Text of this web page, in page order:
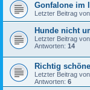
Gonfalone im
Letzter Beitrag von
Hunde nicht
Letzter Beitrag von
Antworten: 14
Richtig
Letzter Beitrag von
Antworten: 6